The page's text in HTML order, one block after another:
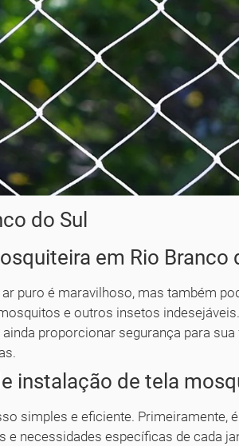
do Sul
em Rio Branco
puro é maravilhoso, mas também
e outros insetos
proporcionar segurança para sua
instalação de tela
simples e eficiente. Primeiramente,
necessidades específicas de cada